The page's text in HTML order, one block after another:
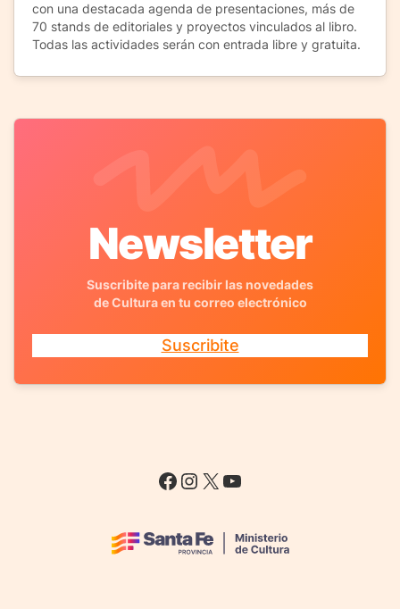
con una destacada agenda de presentaciones, más de
70 stands de editoriales y proyectos vinculados al libro.
Todas las actividades serán con entrada libre y gratuita.
Newsletter
Suscribite para recibir las novedades
de Cultura en tu correo electrónico
Suscribite
Facebook
Instagram
X YouTube